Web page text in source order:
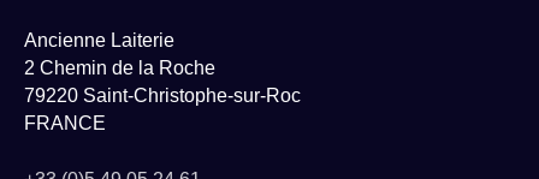
Ancienne Laiterie
2 Chemin de la Roche
79220 Saint-Christophe-sur-Roc
FRANCE